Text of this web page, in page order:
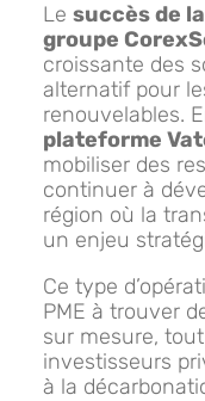
Le succès de
groupe
croissante des
alternatif pour
renouvelables.
plateforme
mobiliser des
continuer à
région où la
un enjeu
Ce type
PME à trouver
sur mesure,
investisseurs
à la